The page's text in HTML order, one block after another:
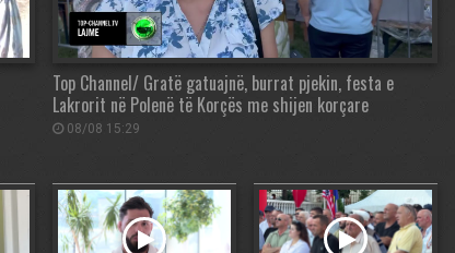
Top Channel/ Gratë gatuajnë, burrat pjekin, festa e
Lakrorit në Polenë të Korçës me shijen korçare
08/08 15:29